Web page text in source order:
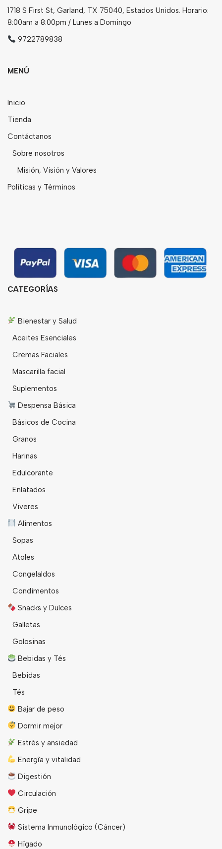
1718 S First St, Garland, TX 75040, Estados Unidos. Horario:
8:00am a 8:00pm / Lunes a Domingo
9722789838
MENÚ
Inicio
Tienda
Contáctanos
Sobre nosotros
Misión, Visión y Valores
Políticas y Términos
CATEGORÍAS
Bienestar y Salud
Aceites Esenciales
Cremas Faciales
Mascarilla facial
Suplementos
Despensa Básica
Básicos de Cocina
Granos
Harinas
Edulcorante
Enlatados
Viveres
Alimentos
Sopas
Atoles
Congelaldos
Condimentos
Snacks y Dulces
Galletas
Golosinas
Bebidas y Tés
Bebidas
Tés
Bajar de peso
Dormir mejor
Estrés y ansiedad
Energîa y vitalidad
Digestión
Circulación
Gripe
Sistema Inmunológico (Cáncer)
Hígado